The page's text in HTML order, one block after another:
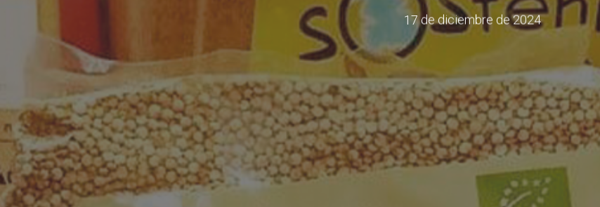
17 de diciembre de 2024